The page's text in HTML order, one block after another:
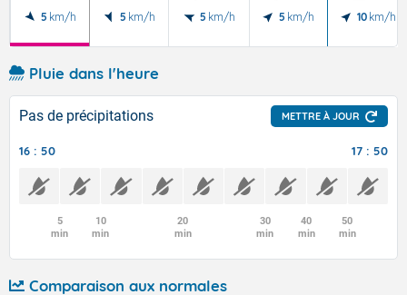
5 km/h 5 km/h 5 km/h 5 km/h 10 km/h
Pluie dans l'heure
Pas de précipitations METTRE À JOUR
16 : 50 17 : 50
5
min
10
min
20
min
30
min
40
min
50
min
Comparaison aux normales